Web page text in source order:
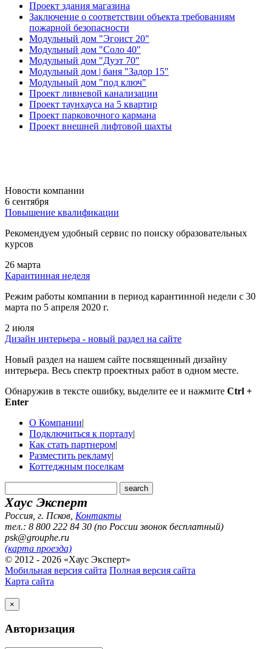
Проект здания магазина
Заключение о соответствии объекта требованиям
пожарной безопасности
Модульный дом "Эгоист 20"
Модульный дом "Соло 40"
Модульный дом "Дуэт 70"
Модульный дом | баня "Задор 15"
Модульный дом "под ключ"
Проект ливневой канализации
Проект таунхауса на 5 квартир
Проект парковочного кармана
Проект внешней лифтовой шахты
Новости компании
6 сентября
Повышение квалификации
Рекомендуем удобный сервис по поиску образовательных
курсов
26 марта
Карантинная неделя
Режим работы компании в период карантинной недели c 30
марта по 5 апреля 2020 г.
2 июля
Дизайн интерьера - новый раздел на сайте
Новый раздел на нашем сайте посвященный дизайну
интерьера. Весь спектр проектных работ в одном месте.
Обнаружив в тексте ошибку, выделите ее и нажмите Ctrl +
Enter
О Компании|
Подключиться к порталу|
Как стать партнером|
Разместить рекламу|
Коттеджным поселкам
Хаус Эксперт
Россия, г. Псков Контакты
тел.: 8 800 222 84 30 (по России звонок бесплатный)
psk@grouphe.ru
(карта проезда)
© 2012 - 2026 «Хаус Эксперт»
Мобильная версия сайта Полная версия сайта
Карта сайта
×
Авторизация